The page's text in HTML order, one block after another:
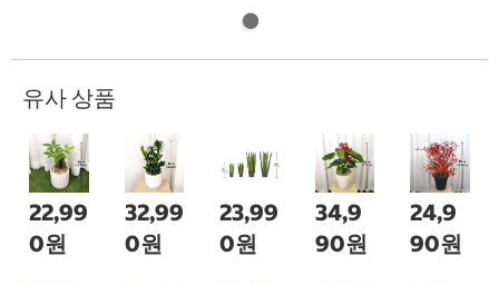
유사 상품
22,99
0원
32,99
0원
23,99
0원
34,9
90원
24,9
90원